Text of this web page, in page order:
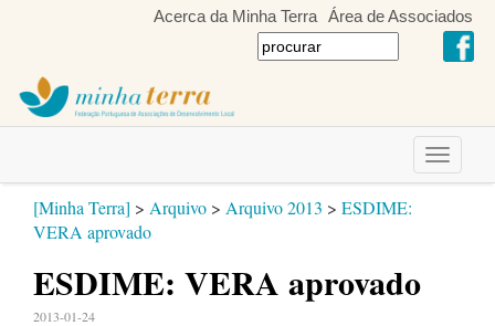
Acerca da Minha Terra Área de Associados
Toggle
[Minha Terra] > Arquivo > Arquivo 2013 > ESDIME:
VERA aprovado
ESDIME: VERA aprovado
2013-01-24